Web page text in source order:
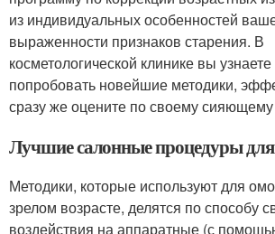
из индивидуальных особенностей
выраженности признаков старения. В
косметологической клинике вы
попробовать новейшие методики,
сразу же оцените по своему
Лучшие салонные процедуры для
Методики, которые используют для
зрелом возрасте, делятся по способу
воздействия на аппаратные (с